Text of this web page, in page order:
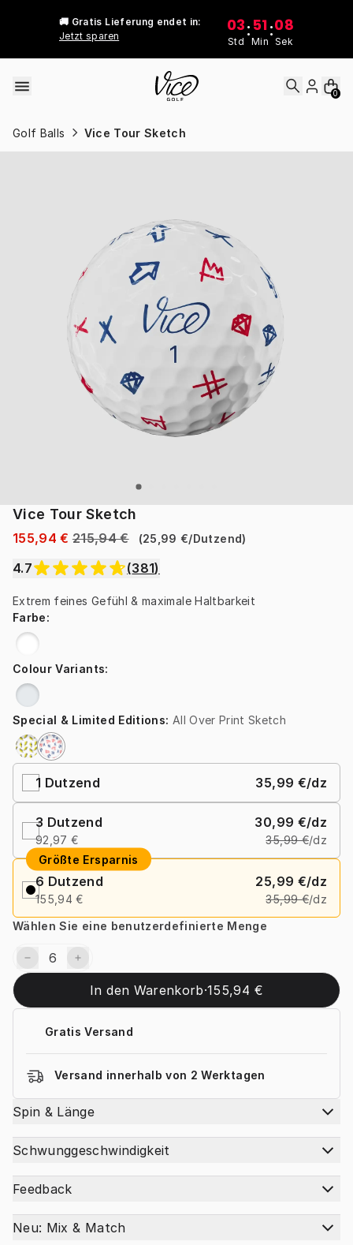
🚚 Gratis Lieferung endet in:
Jetzt sparen
03
Std
: 51
Min
:08
Sek
0
Golf Balls Vice Tour Sketch
Vice Tour Sketch
155,94 € 215,94 € (25,99 €/Dutzend)
4.7 (381)
Extrem feines Gefühl & maximale Haltbarkeit
Farbe:
Colour Variants:
Special & Limited Editions: All Over Print Sketch
1 Dutzend 35,99 €/dz
3 Dutzend
92,97 €
30,99 €/dz
35,99 €/dz
Größte Ersparnis
6 Dutzend
155,94 €
25,99 €/dz
35,99 €/dz
Wählen Sie eine benutzerdefinierte Menge
In den Warenkorb·155,94 €
Gratis Versand
Versand innerhalb von 2 Werktagen
Spin & Länge
Schwunggeschwindigkeit
Feedback
Neu: Mix & Match